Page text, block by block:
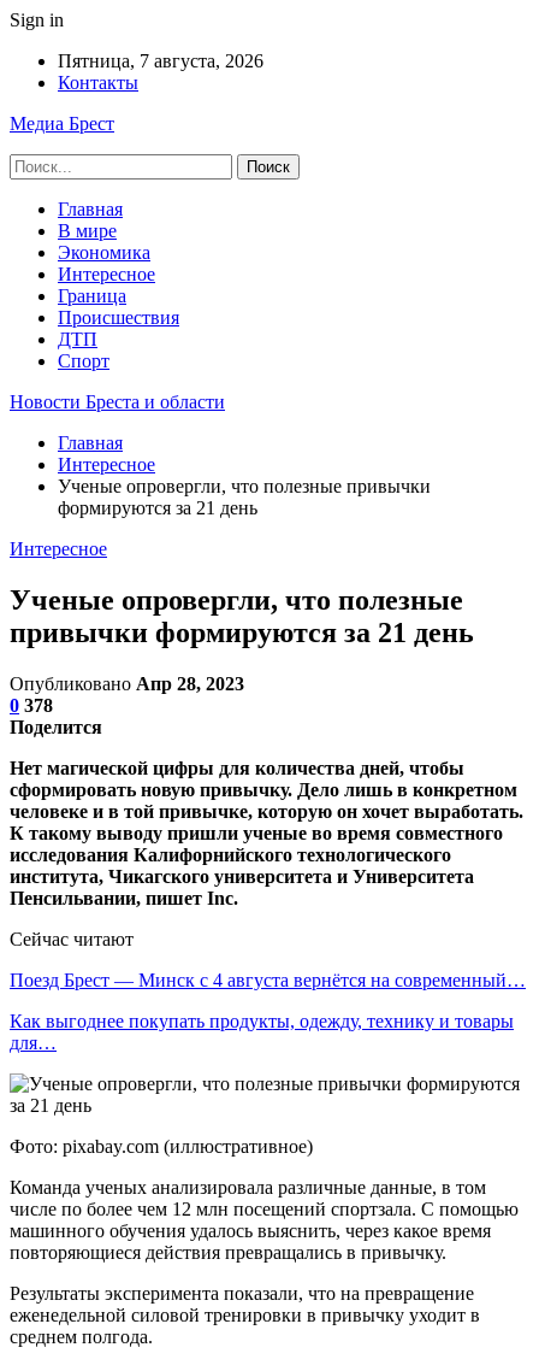
Sign in
Пятница, 7 августа, 2026
Контакты
Медиа Брест
Главная
В мире
Экономика
Интересное
Граница
Происшествия
ДТП
Спорт
Новости Бреста и области
Главная
Интересное
Ученые опровергли, что полезные привычки
формируются за 21 день
Интересное
Ученые опровергли, что полезные
привычки формируются за 21 день
Опубликовано Апр 28, 2023
0 378
Поделится
Нет магической цифры для количества дней, чтобы
сформировать новую привычку. Дело лишь в конкретном
человеке и в той привычке, которую он хочет выработать.
К такому выводу пришли ученые во время совместного
исследования Калифорнийского технологического
института, Чикагского университета и Университета
Пенсильвании, пишет Inc.
Сейчас читают
Поезд Брест — Минск с 4 августа вернётся на современный…
Как выгоднее покупать продукты, одежду, технику и товары
для…
Фото: pixabay.com (иллюстративное)
Команда ученых анализировала различные данные, в том
числе по более чем 12 млн посещений спортзала. С помощью
машинного обучения удалось выяснить, через какое время
повторяющиеся действия превращались в привычку.
Результаты эксперимента показали, что на превращение
еженедельной силовой тренировки в привычку уходит в
среднем полгода.